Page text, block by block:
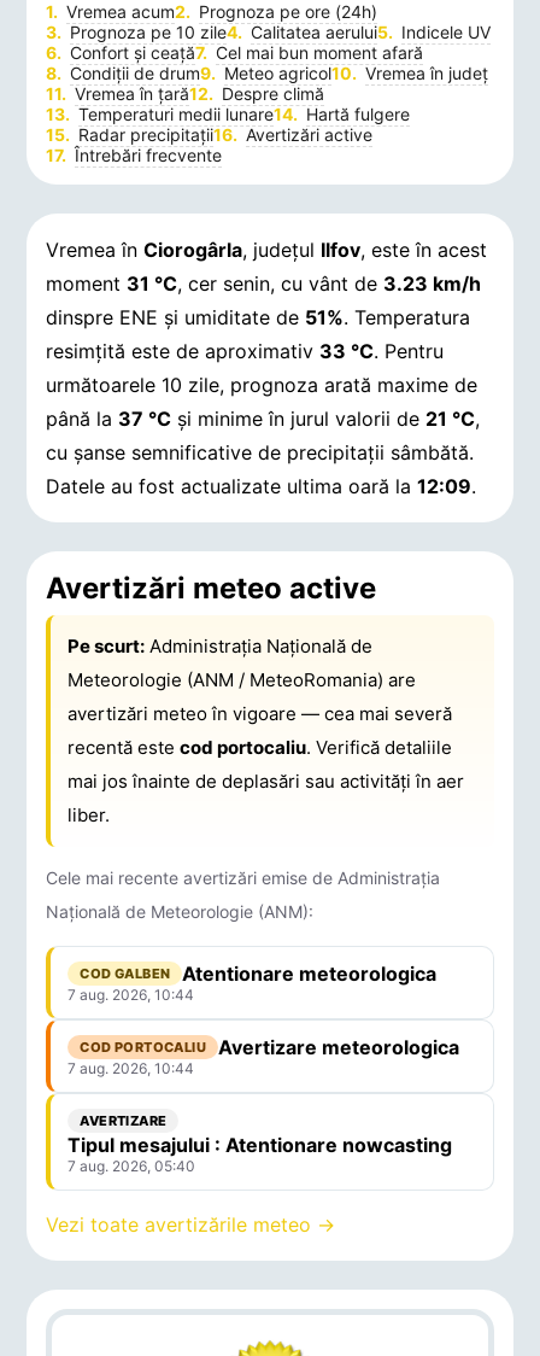
Vremea acum
Prognoza pe ore (24h)
Prognoza pe 10 zile
Calitatea aerului
Indicele UV
Confort și ceață
Cel mai bun moment afară
Condiții de drum
Meteo agricol
Vremea în județ
Vremea în țară
Despre climă
Temperaturi medii lunare
Hartă fulgere
Radar precipitații
Avertizări active
Întrebări frecvente
Vremea înCiorogârla, județul Ilfov, este în acest
moment 31 °C, cer senin, cu vânt de 3.23 km/h
dinspre ENE și umiditate de 51%. Temperatura
resimțită este de aproximativ 33 °C. Pentru
următoarele 10 zile, prognoza arată maxime de
până la 37 °C și minime în jurul valorii de 21 °C,
cu șanse semnificative de precipitații sâmbătă.
Datele au fost actualizate ultima oară la12:09.
Avertizări meteo active
Pe scurt: Administrația Națională de
Meteorologie (ANM / MeteoRomania) are
avertizări meteo în vigoare — cea mai severă
recentă estecod portocaliu. Verifică detaliile
mai jos înainte de deplasări sau activități în aer
liber.
Cele mai recente avertizări emise de Administrația
Națională de Meteorologie (ANM):
COD GALBEN Atentionare meteorologica
7 aug. 2026, 10:44
COD PORTOCALIU Avertizare meteorologica
7 aug. 2026, 10:44
AVERTIZARE
Tipul mesajului : Atentionare nowcasting
7 aug. 2026, 05:40
Vezi toate avertizările meteo →